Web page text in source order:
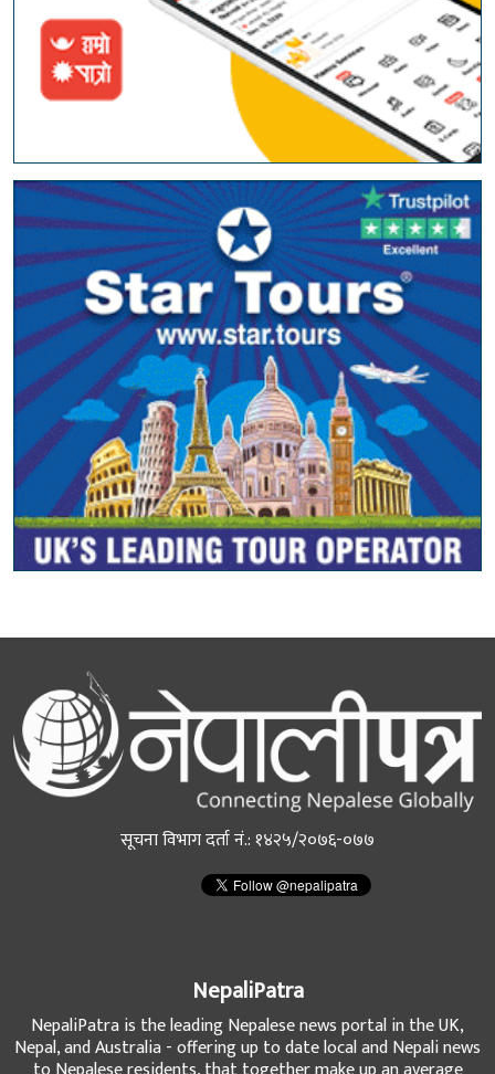
सूचना विभाग दर्ता नं.: १४२५/२०७६-०७७
NepaliPatra
NepaliPatra is the leading Nepalese news portal in the UK,
Nepal, and Australia - offering up to date local and Nepali news